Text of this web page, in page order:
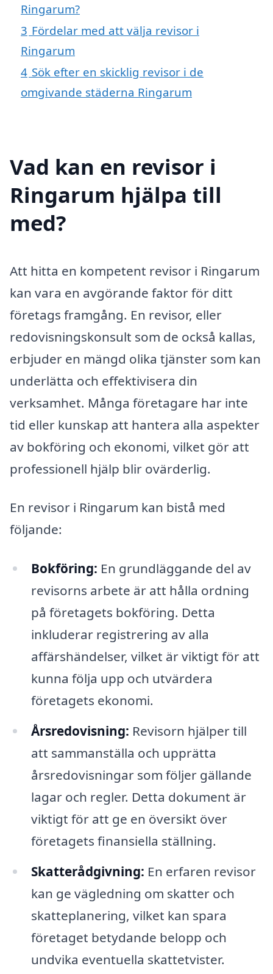
Ringarum?
3 Fördelar med att välja revisor i
Ringarum
4 Sök efter en skicklig revisor i de
omgivande städerna Ringarum
Vad kan en revisor i
Ringarum hjälpa till
med?
Att hitta en kompetent revisor i Ringarum
kan vara en avgörande faktor för ditt
företags framgång. En revisor, eller
redovisningskonsult som de också kallas,
erbjuder en mängd olika tjänster som kan
underlätta och effektivisera din
verksamhet. Många företagare har inte
tid eller kunskap att hantera alla aspekter
av bokföring och ekonomi, vilket gör att
professionell hjälp blir ovärderlig.
En revisor i Ringarum kan bistå med
följande:
Bokföring: En grundläggande del av
revisorns arbete är att hålla ordning
på företagets bokföring. Detta
inkluderar registrering av alla
affärshändelser, vilket är viktigt för att
kunna följa upp och utvärdera
företagets ekonomi.
Årsredovisning: Revisorn hjälper till
att sammanställa och upprätta
årsredovisningar som följer gällande
lagar och regler. Detta dokument är
viktigt för att ge en översikt över
företagets finansiella ställning.
Skatterådgivning: En erfaren revisor
kan ge vägledning om skatter och
skatteplanering, vilket kan spara
företaget betydande belopp och
undvika eventuella skattetvister.